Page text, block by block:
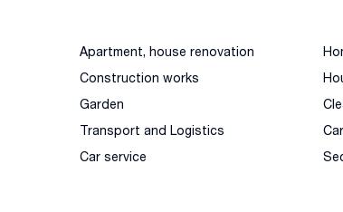
Apartment, house renovation
Construction works
Garden
Transport and Logistics
Car service